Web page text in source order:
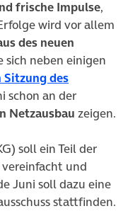
frische Impulse,
wird vor allem
des neuen
sich neben einigen
Sitzung des
Tab)
schon an der
Netzausbau zeigen.
soll ein Teil der
und
Juni soll dazu eine
stattfinden.